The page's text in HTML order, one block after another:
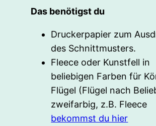
Das benötigst du
Druckerpapier zum
des Schnittmusters.
Fleece oder Kunstfell in
beliebigen Farben für
Flügel (Flügel nach
zweifarbig, z.B. Fleece
bekommst du hier